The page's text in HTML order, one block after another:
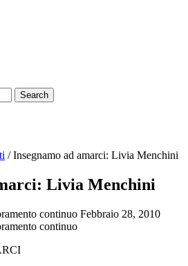
Search
/Insegnamo ad amarci: Livia Menchini
Livia Menchini
continuo Febbraio 28, 2010
continuo